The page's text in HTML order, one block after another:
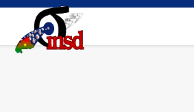
Aller
contenu
principal